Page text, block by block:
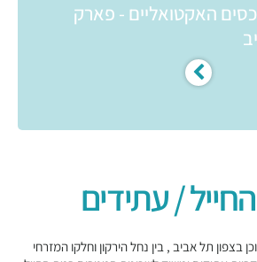
האקטואליים - פארק
/ עתידים
בצפון תל אביב , בין נחל הירקון וחלקו המזרחי